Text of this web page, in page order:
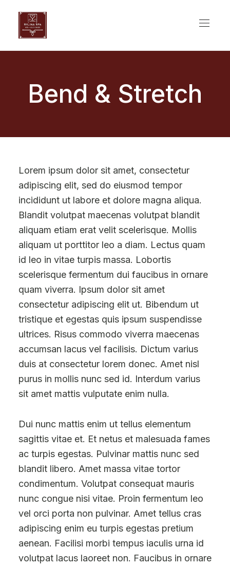
Bend & Stretch
Lorem ipsum dolor sit amet, consectetur
adipiscing elit, sed do eiusmod tempor
incididunt ut labore et dolore magna aliqua.
Blandit volutpat maecenas volutpat blandit
aliquam etiam erat velit scelerisque. Mollis
aliquam ut porttitor leo a diam. Lectus quam
id leo in vitae turpis massa. Lobortis
scelerisque fermentum dui faucibus in ornare
quam viverra. Ipsum dolor sit amet
consectetur adipiscing elit ut. Bibendum ut
tristique et egestas quis ipsum suspendisse
ultrices. Risus commodo viverra maecenas
accumsan lacus vel facilisis. Dictum varius
duis at consectetur lorem donec. Amet nisl
purus in mollis nunc sed id. Interdum varius
sit amet mattis vulputate enim nulla.
Dui nunc mattis enim ut tellus elementum
sagittis vitae et. Et netus et malesuada fames
ac turpis egestas. Pulvinar mattis nunc sed
blandit libero. Amet massa vitae tortor
condimentum. Volutpat consequat mauris
nunc congue nisi vitae. Proin fermentum leo
vel orci porta non pulvinar. Amet tellus cras
adipiscing enim eu turpis egestas pretium
aenean. Facilisi morbi tempus iaculis urna id
volutpat lacus laoreet non. Faucibus in ornare